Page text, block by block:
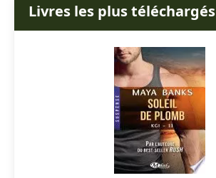
Livres les plus téléchargés